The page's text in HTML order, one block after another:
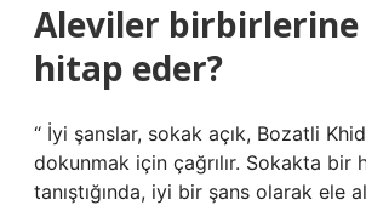
Aleviler birbirlerine
hitap eder?
“ İyi şanslar, sokak açık, Bozatli
dokunmak için çağrılır. Sokakta bir
tanıştığında, iyi bir şans olarak ele